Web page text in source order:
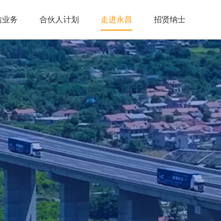
业务 合伙人计划 走进永昌 招贤纳士